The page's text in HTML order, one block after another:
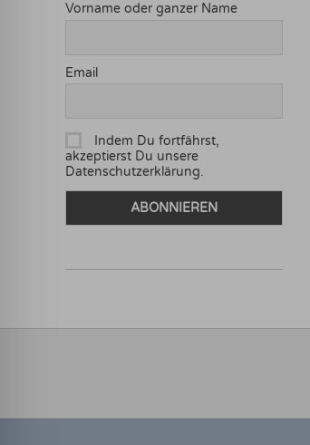
Vorname oder ganzer Name
Email
Indem Du fortfährst,
akzeptierst Du unsere
Datenschutzerklärung.